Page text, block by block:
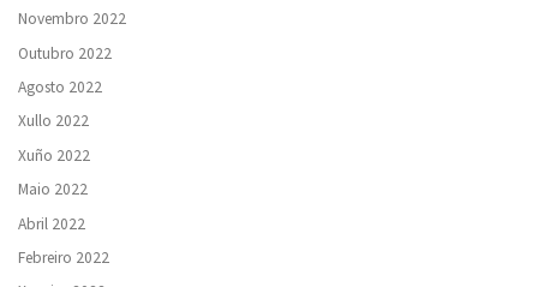
Novembro 2022
Outubro 2022
Agosto 2022
Xullo 2022
Xuño 2022
Maio 2022
Abril 2022
Febreiro 2022